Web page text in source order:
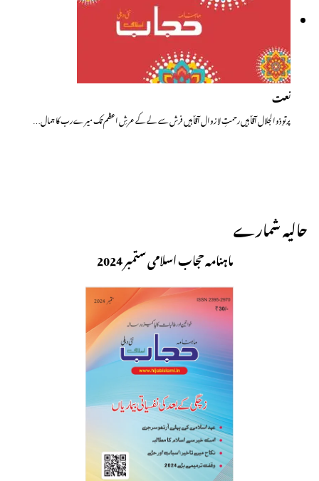
نعت
پرتوِ ذوالجلال آقاؐ ہیں رحمتِ لا زوال آقاؐ ہیں فرش سے لے کے عرشِ اعظم تک میرے رب کا جمال…
حالیہ شمارے
ماہنامہ حجاب اسلامی ستمبر 2024